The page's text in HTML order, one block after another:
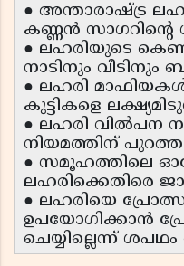
● അന്താരാഷ്ട്ര
കണ്ണൻ സാഗറിന്റെ
● ലഹരിയുടെ
നാടിനും
● ലഹരി
കുട്ടികളെ
● ലഹരി വിൽപന
നിയമത്തിന്
● സമൂഹത്തിലെ
ലഹരിക്കെതിരെ
● ലഹരിയെ
ഉപയോഗിക്കാൻ
ചെയ്യില്ലെന്ന് ശപഥം